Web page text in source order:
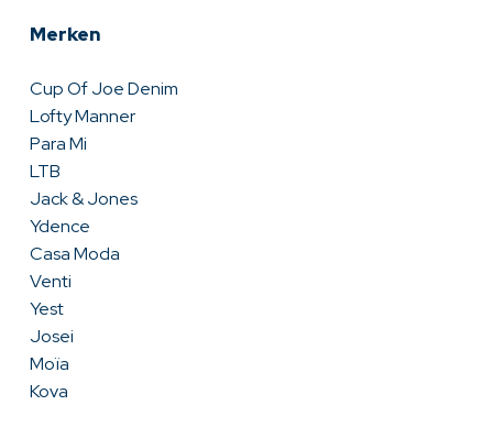
Merken
Cup Of Joe Denim
Lofty Manner
Para Mi
LTB
Jack & Jones
Ydence
Casa Moda
Venti
Yest
Josei
Moïa
Kova